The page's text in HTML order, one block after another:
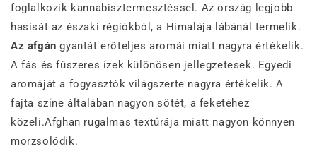
foglalkozik kannabisztermesztéssel. Az ország legjobb
hasisát az északi régiókból, a Himalája lábánál termelik.
Az afgángyantát erőteljes aromái miatt nagyra értékelik.
A fás és fűszeres ízek különösen jellegzetesek. Egyedi
aromáját a fogyasztók világszerte nagyra értékelik. A
fajta színe általában nagyon sötét, a feketéhez
közeli.Afghan rugalmas textúrája miatt nagyon könnyen
morzsolódik.